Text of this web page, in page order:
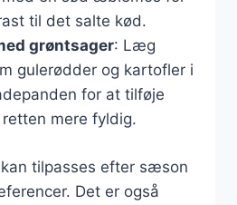
til det salte kød.
grøntsager: Læg
gulerødder og kartofler i
for at tilføje
mere fyldig.
tilpasses efter sæson
Det er også